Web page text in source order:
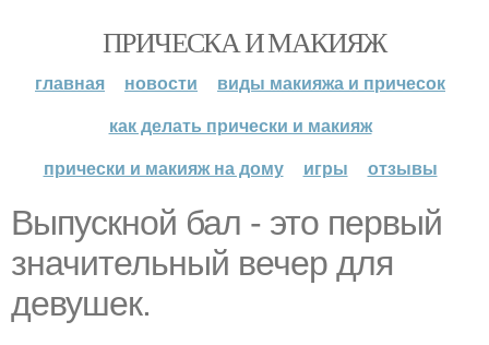
ПРИЧЕСКА И МАКИЯЖ
главная новости
виды макияжа и причесок
как делать прически и макияж
прически и макияж на дому
игры отзывы
Выпускной бал - это первый
значительный вечер для
девушек.